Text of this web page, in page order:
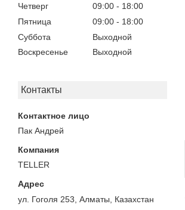
Четверг
09:00
18:00
Пятница
09:00
18:00
Суббота
Выходной
Воскресенье
Выходной
Контакты
Пак Андрей
TELLER
ул. Гоголя 253, Алматы, Казахстан